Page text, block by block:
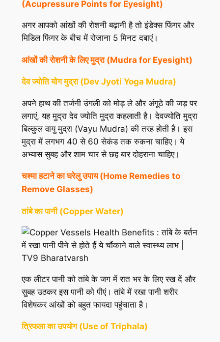
(Acupressure Points for Eyesight)
अगर आपको आंखों की रोशनी बढ़ानी है तो इंडेक्स फिंगर और
मिडिल फिंगर के बीच में रोजाना 5 मिनट दबाएं।
आंखों की रोशनी के लिए मुद्रा (Mudra for Eyesight)
देवज्योतियोगमुद्रा(Dev Jyoti Yoga Mudra)
अपने हाथ की तर्जनी उंगली को मोड़ ले और अंगूठे की जड़ पर
लगाएं, यह मुद्रा देव ज्योति मुद्रा कहलाती है। देवज्योति मुद्रा
बिल्कुल वायु मुद्रा (Vayu Mudra) की तरह होती है। इस
मुद्रा में लगभग 40 से 60 सेकंड तक रुकना चाहिए। ये
अभ्यास सुबह और शाम चार से छह बार दोहराना चाहिए।
चश्मा हटाने का घरेलु उपाय (Home Remedies to
Remove Glasses)
तांबे का पानी (Copper Water)
एक लीटर पानी को तांबे के जग में रात भर के लिए रख दें और
सुबह उठकर इस पानी को पीएं। तांबे में रखा पानी शरीर
विशेषकर आंखों को बहुत फायदा पहुंचाता है।
त्रिफलाकाउपयोग(Use of Triphala)